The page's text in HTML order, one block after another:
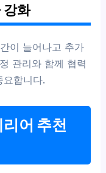
강화
이 늘어나고 추가
관리와 함께 협력
요합니다.
어 추천